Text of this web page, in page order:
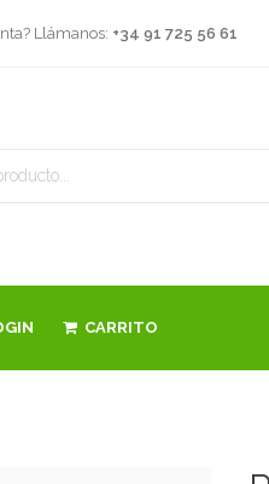
Llámanos: +34 91 725 56 61
CARRITO